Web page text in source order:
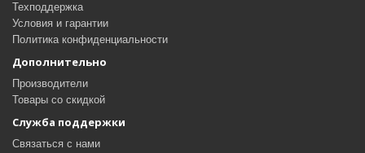
Техподдержка
Условия и гарантии
Политика конфиденциальности
Дополнительно
Производители
Товары со скидкой
Служба поддержки
Связаться с нами